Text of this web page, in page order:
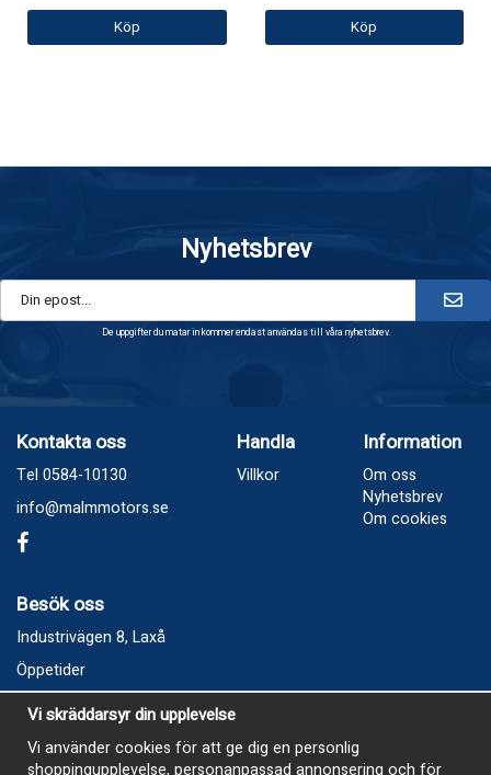
Köp Köp
Nyhetsbrev
De uppgifter du matar in kommer endast användas till våra nyhetsbrev.
Kontakta oss
Tel 0584-10130
info@malmmotors.se
Handla
Villkor
Information
Om oss
Nyhetsbrev
Om cookies
Besök oss
Industrivägen 8, Laxå
Öppetider
Vecka 32
Måndag kl 9-12, kl 13 - 15
Onsdag kl 9-12, kl 13 - 15
Vi skräddarsyr din upplevelse
Vi använder cookies för att ge dig en personlig
shoppingupplevelse, personanpassad annonsering och för